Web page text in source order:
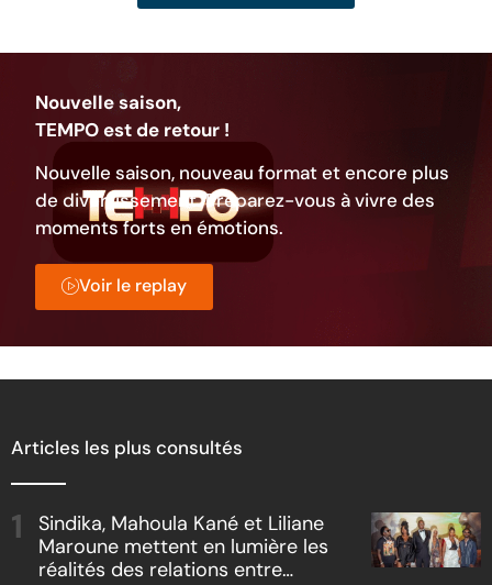
Nouvelle saison,
TEMPO est de retour !
Nouvelle saison, nouveau format et encore plus
de divertissement. Préparez-vous à vivre des
moments forts en émotions.
Voir le replay
Articles les plus consultés
Sindika, Mahoula Kané et Liliane
Maroune mettent en lumière les
réalités des relations entre